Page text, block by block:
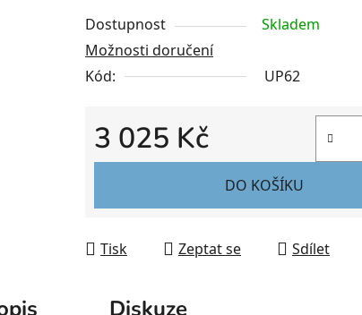
Dostupnost
Skladem
Možnosti doručení
Kód:
UP62
3 025 Kč
Měrná cena:
DO KOŠÍKU
Tisk Zeptat se Sdílet
Diskuze